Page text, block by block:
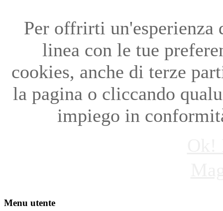
Per offrirti un'esperienza
linea con le tue
cookies, anche di terze
la pagina o cliccando
impiego in
Menu utente